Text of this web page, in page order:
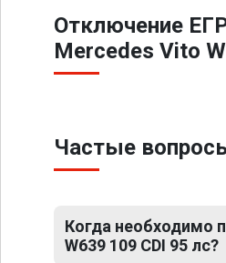
Отключение
Mercedes Vito
Частые
Когда необходимо
W639 109 CDI 95 лс?